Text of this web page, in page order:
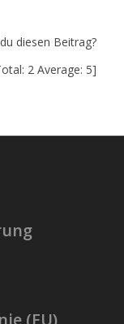
diesen Beitrag?
2 Average: 5]
(EU)